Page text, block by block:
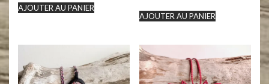
AJOUTER AU PANIER
AJOUTER AU PANIER